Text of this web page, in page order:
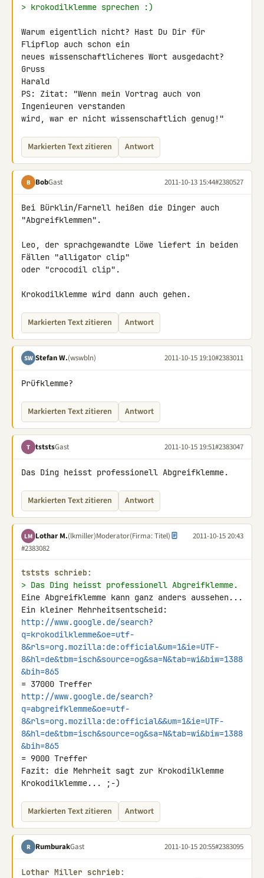
> krokodilklemme sprechen :)
Warum eigentlich nicht? Hast Du Dir für
Flipflop auch schon ein
neues wissenschaftlicheres Wort ausgedacht?
Gruss
Harald
PS: Zitat: "Wenn mein Vortrag auch von
Ingenieuren verstanden
wird, war er nicht wissenschaftlich genug!"
Markierten Text zitieren Antwort
B BobGast 2011-10-13 15:44#2380527
Bei Bürklin/Farnell heißen die Dinger auch
"Abgreifklemmen".
Leo, der sprachgewandte Löwe liefert in beiden
Fällen "alligator clip"
oder "crocodil clip".
Krokodilklemme wird dann auch gehen.
Markierten Text zitieren Antwort
SW Stefan W.(wswbln) 2011-10-15 19:10#2383011
Prüfklemme?
Markierten Text zitieren Antwort
T tststsGast 2011-10-15 19:51#2383047
Das Ding heisst professionell Abgreifklemme.
Markierten Text zitieren Antwort
LM Lothar M.(lkmiller)Moderator(Firma: Titel)
2011-10-15 20:43
#2383082
tststs schrieb:
> Das Ding heisst professionell Abgreifklemme.
Eine Abgreifklemme kann ganz anders aussehen...
http://www.google.de/search?
q=krokodilklemme&oe=utf-
8&rls=org.mozilla:de:official&um=1&ie=UTF-
8&hl=de&tbm=isch&source=og&sa=N&tab=wi&biw=1388
&bih=865
http://www.google.de/search?
q=abgreifklemme&oe=utf-
8&rls=org.mozilla:de:official&&um=1&ie=UTF-
8&hl=de&tbm=isch&source=og&sa=N&tab=wi&biw=1388
&bih=865
= 9000 Treffer
Fazit: die Mehrheit sagt zur Krokodilklemme
Krokodilklemme... ;-)
Markierten Text zitieren Antwort
R RumburakGast 2011-10-15 20:55#2383095
Lothar Miller schrieb: